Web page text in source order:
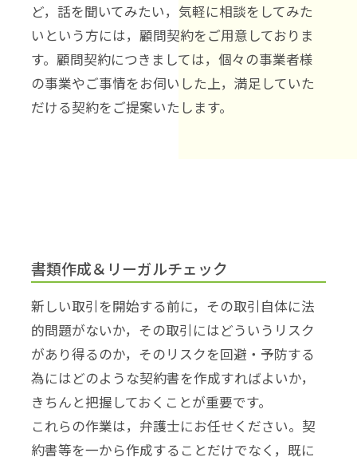
ど，話を聞いてみたい，気軽に相談をしてみた
いという方には，顧問契約をご用意しておりま
す。顧問契約につきましては，個々の事業者様
の事業やご事情をお伺いした上，満足していた
だける契約をご提案いたします。
書類作成＆リーガルチェック
新しい取引を開始する前に，その取引自体に法
的問題がないか，その取引にはどういうリスク
があり得るのか，そのリスクを回避・予防する
為にはどのような契約書を作成すればよいか，
きちんと把握しておくことが重要です。
これらの作業は，弁護士にお任せください。契
約書等を一から作成することだけでなく，既に